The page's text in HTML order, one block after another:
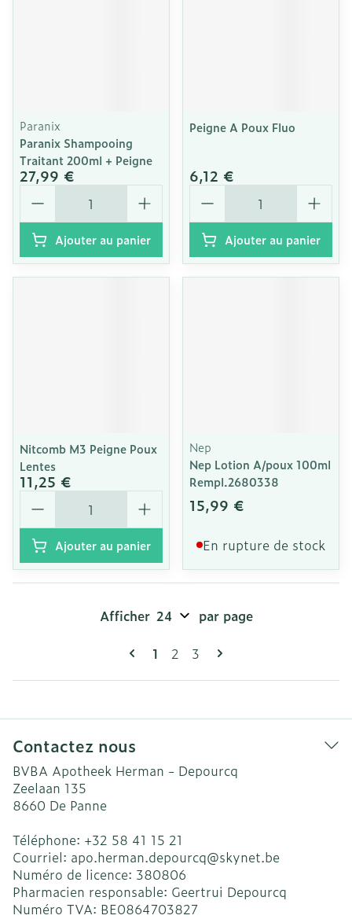
Paranix
Paranix Shampooing
Traitant 200ml + Peigne
27,99 €
Quantité
Ajouter au panier
Peigne A Poux Fluo
6,12 €
Quantité
Ajouter au panier
Nitcomb M3 Peigne Poux
Lentes
11,25 €
Quantité
Ajouter au panier
Nep
Nep Lotion A/poux 100ml
Rempl.2680338
15,99 €
En rupture de stock
Pages
Vous lisez actuellement la page
1 Page
2 Page
3
Afficher par page
Contactez nous
BVBA Apotheek Herman - Depourcq
Zeelaan 135
8660 De Panne
Téléphone: +32 58 41 15 21
Courriel: apo.herman.depourcq@skynet.be
Numéro de licence: 380806
Pharmacien responsable: Geertrui Depourcq
Numéro TVA: BE0864703827